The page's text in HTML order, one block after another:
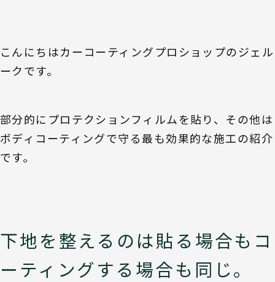
こんにちはカーコーティングプロショップのジェル
ークです。
部分的にプロテクションフィルムを貼り、その他は
ボディコーティングで守る最も効果的な施工の紹介
です。
下地を整えるのは貼る場合もコ
ーティングする場合も同じ。